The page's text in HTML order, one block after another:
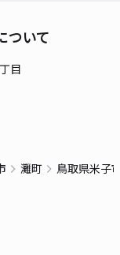
ついて
目
灘町 鳥取県米子